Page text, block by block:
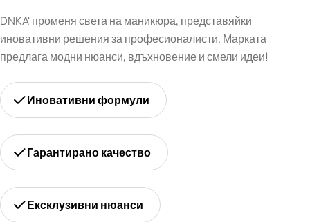
DNKA' променя света на маникюра, представяйки
иновативни решения за професионалисти. Марката
предлага модни нюанси, вдъхновение и смели идеи!
Иновативни формули
Гарантирано качество
Ексклузивни нюанси